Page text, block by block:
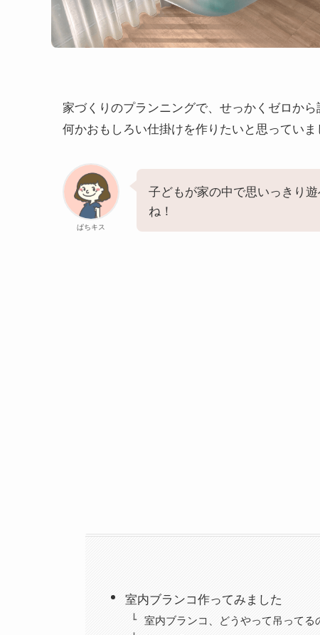
家づくりのプランニングで、せっかくゼロから
何かおもしろい仕掛けを作りたいと思っていま
ぱちキス
子どもが家の中で思いっきり
ね！
室内ブランコ作ってみました
室内ブランコ、どうやって吊ってる